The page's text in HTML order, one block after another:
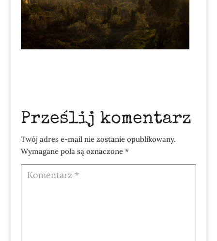
Prześlij komentarz
Twój adres e-mail nie zostanie opublikowany.
Wymagane pola są oznaczone *